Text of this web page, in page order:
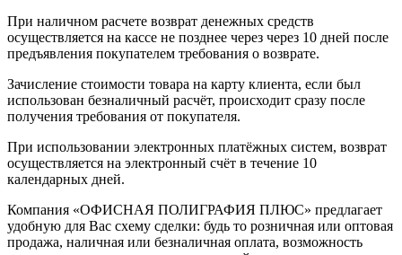
При наличном расчете возврат денежных средств
осуществляется на кассе не позднее через через 10 дней после
предъявления покупателем требования о возврате.
Зачисление стоимости товара на карту клиента, если был
использован безналичный расчёт, происходит сразу после
получения требования от покупателя.
При использовании электронных платёжных систем, возврат
осуществляется на электронный счёт в течение 10
календарных дней.
Компания «ОФИСНАЯ ПОЛИГРАФИЯ ПЛЮС» предлагает
удобную для Вас схему сделки: будь то розничная или оптовая
продажа, наличная или безналичная оплата, возможность